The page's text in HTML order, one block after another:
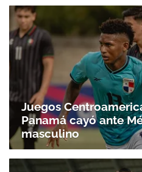
Juegos
Panamá cayó ante
masculino